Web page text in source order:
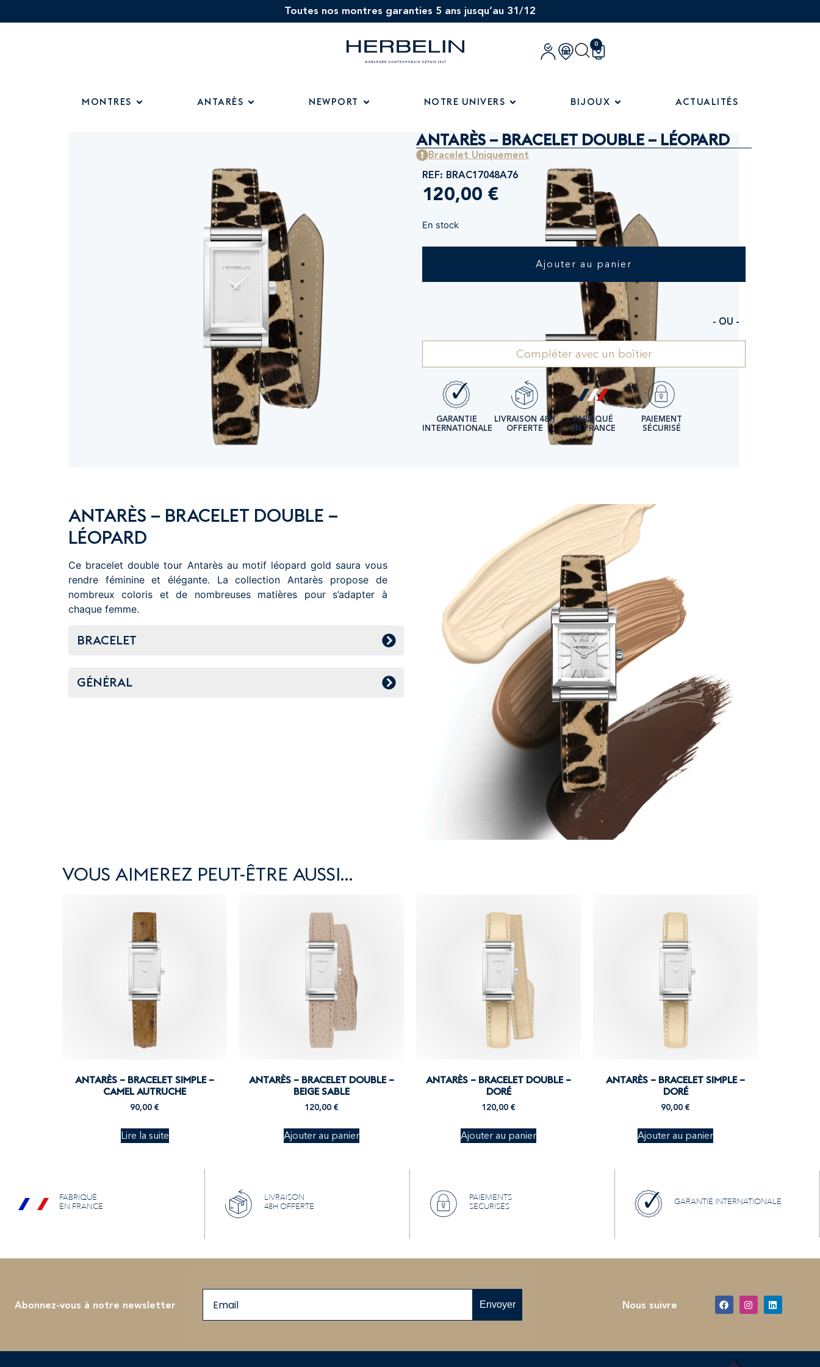
Toutes nos montres garanties 5 ans jusqu’au 31/12
0
MONTRES ANTARÈS NEWPORT NOTRE UNIVERS BIJOUX ACTUALITÉS
ANTARÈS – BRACELET DOUBLE – LÉOPARD
Bracelet Uniquement
REF: BRAC17048A76
120,00 €
En stock
Ajouter au panier
- OU -
Compléter avec un boîtier
GARANTIE
INTERNATIONALE
LIVRAISON 48H
OFFERTE
FABRIQUÉ
EN FRANCE
PAIEMENT
SÉCURISÉ
ANTARÈS – BRACELET DOUBLE –
LÉOPARD
Ce bracelet double tour Antarès au motif léopard gold saura vous
rendre féminine et élégante. La collection Antarès propose de
nombreux coloris et de nombreuses matières pour s’adapter à
chaque femme.
BRACELET
GÉNÉRAL
VOUS AIMEREZ PEUT-ÊTRE AUSSI…
ANTARÈS – BRACELET SIMPLE –
CAMEL AUTRUCHE
90,00 €
Lire la suite
ANTARÈS – BRACELET DOUBLE –
BEIGE SABLE
120,00 €
Ajouter au panier
ANTARÈS – BRACELET DOUBLE –
DORÉ
120,00 €
Ajouter au panier
ANTARÈS – BRACELET SIMPLE –
DORÉ
90,00 €
Ajouter au panier
FABRIQUÉ
EN FRANCE
LIVRAISON
48H OFFERTE
PAIEMENTS
SECURISÉS
GARANTIE INTERNATIONALE
Abonnez-vous à notre newsletter Envoyer Nous suivre